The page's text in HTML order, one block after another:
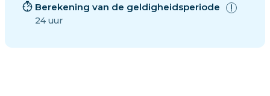
Berekening van de geldigheidsperiode
24 uur